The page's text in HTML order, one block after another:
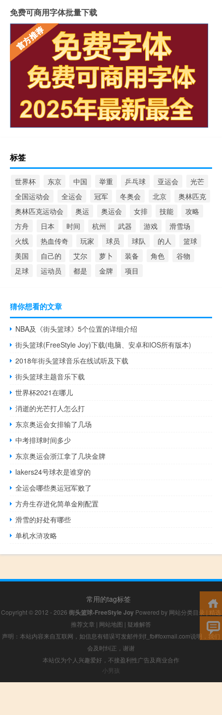
免费可商用字体批量下载
标签
世界杯 东京 中国 举重 乒乓球 亚运会
光芒
全国运动会
全运会 冠军 冬奥会 北京
奥林匹克
奥林匹克运动会
奥运 奥运会 女排 技能
攻略
方舟
日本 时间 杭州 武器 游戏
滑雪场
火线
热血传奇 玩家 球员 球队 的人
篮球
美国
自己的 艾尔 萝卜 装备 角色
谷物
足球
运动员 都是 金牌 项目
猜你想看的文章
NBA及《街头篮球》5个位置的详细介绍
街头篮球(FreeStyle Joy)下载(电脑、安卓和IOS所有版本)
2018年街头篮球音乐在线试听及下载
街头篮球主题音乐下载
世界杯2021在哪儿
消逝的光芒打人怎么打
东京奥运会女排输了几场
中考排球时间多少
东京奥运会浙江拿了几块金牌
lakers24号球衣是谁穿的
全运会哪些奥运冠军败了
方舟生存进化简单金刚配置
滑雪的好处有哪些
单机水浒攻略
常用的tag标签
Copyright © 2012 - 2026 街头篮球-FreeStyle Joy Powered by 网站分类目录 | 精选
推荐文章 | 网站地图 | 疑难解答
声明：本站内容来自互联网，如信息有错误可发邮件到f_fb#foxmail.com说明，我们
会及时纠正，谢谢
本站仅为个人兴趣爱好，不接盈利性广告及商业合作
小男孩